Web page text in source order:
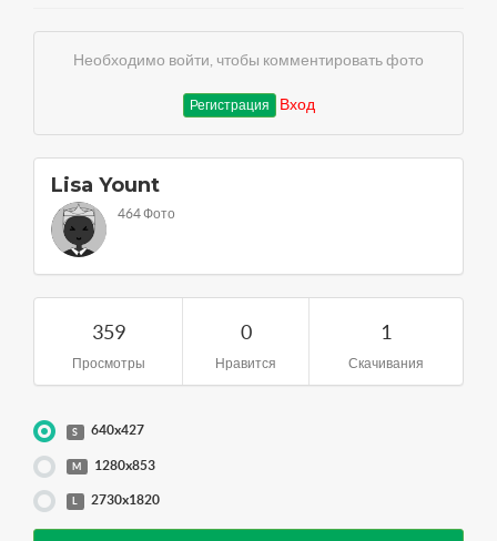
Необходимо войти, чтобы комментировать фото
Регистрация Вход
Lisa Yount
464 Фото
359
Просмотры
0
Нравится
1
Скачивания
S 640x427
M 1280x853
L 2730x1820